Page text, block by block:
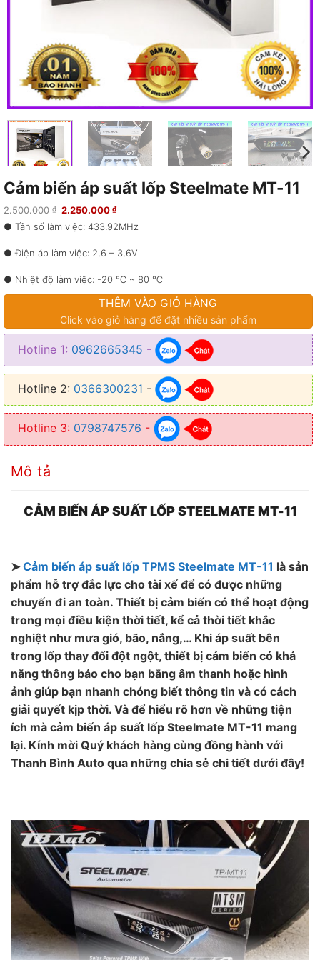
Cảm biến áp suất lốp Steelmate MT-11
2.500.000₫
Giá
là:
2.250.000 ₫Giá
tại
● Tần số làm việc: 433.92MHz
● Điện áp làm việc: 2,6 – 3,6V
● Nhiệt độ làm việc: -20 ℃ ~ 80 ℃
● Nhiệt độ đọc: ± 1 ℃
● Áp lực đọc: ± 0.1Bar
● Áp suất lốp hiển thị tối đa là 99 PSI
● Bộ cảm biến sử dụng pin: 3,2V /500mAh
● Khung áp lực đơn vị: 1 Bar = 14,5 Psi = 100K Pa = 1.02Kgf/cm
THÊM VÀO GIỎ HÀNG
Click vào giỏ hàng để đặt nhiều sản phẩm
Hotline 1: 0962665345 -
Hotline 2: 0366300231 -
Hotline 3: 0798747576 -
Mô tả
CẢM BIẾN ÁP SUẤT LỐP STEELMATE MT-11
➤Cảm biến áp suất lốp TPMS Steelmate MT-11 là sản
phẩm hỗ trợ đắc lực cho tài xế để có được những
chuyến đi an toàn. Thiết bị cảm biến có thể hoạt động
trong mọi điều kiện thời tiết, kể cả thời tiết khắc
nghiệt như mưa gió, bão, nắng,… Khi áp suất bên
trong lốp thay đổi đột ngột, thiết bị cảm biến có khả
năng thông báo cho bạn bằng âm thanh hoặc hình
ảnh giúp bạn nhanh chóng biết thông tin và có cách
giải quyết kịp thời. Và để hiểu rõ hơn về những tiện
ích mà cảm biến áp suất lốp Steelmate MT-11 mang
lại. Kính mời Quý khách hàng cùng đồng hành với
Thanh Bình Auto qua những chia sẻ chi tiết dưới đây!